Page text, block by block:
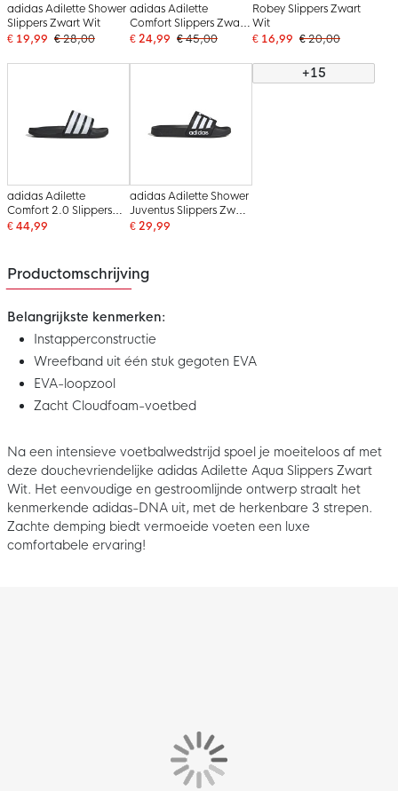
adidas Adilette Shower
Slippers Zwart Wit
€ 19,99 € 28,00
adidas Adilette
Comfort Slippers Zwart
Wit
€ 24,99 € 45,00
Robey Slippers Zwart
Wit
€ 16,99 € 20,00
adidas Adilette
Comfort 2.0 Slippers
Zwart Wit
€ 44,99
adidas Adilette Shower
Juventus Slippers Zwart
Wit
€ 29,99
+15
Productomschrijving
Belangrijkste kenmerken:
Instapperconstructie
Wreefband uit één stuk gegoten EVA
EVA-loopzool
Zacht Cloudfoam-voetbed
Na een intensieve voetbalwedstrijd spoel je moeiteloos af met
deze douchevriendelijke adidas Adilette Aqua Slippers Zwart
Wit. Het eenvoudige en gestroomlijnde ontwerp straalt het
kenmerkende adidas-DNA uit, met de herkenbare 3 strepen.
Zachte demping biedt vermoeide voeten een luxe
comfortabele ervaring!